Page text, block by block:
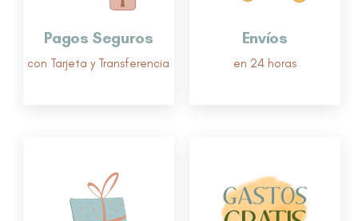
Pagos Seguros
con Tarjeta y Transferencia
Envíos
en 24 horas